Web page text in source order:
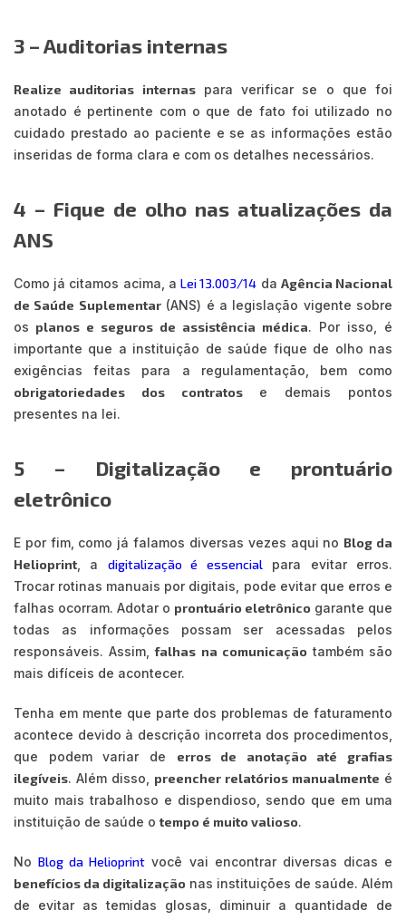
3 – Auditorias internas
Realize auditorias internaspara verificar se o que foi
anotado é pertinente com o que de fato foi utilizado no
cuidado prestado ao paciente e se as informações estão
inseridas de forma clara e com os detalhes necessários.
4 – Fique de olho nas atualizações da
ANS
Como já citamos acima, aLei 13.003/14 da Agência Nacional
de Saúde Suplementar(ANS) é a legislação vigente sobre
os planos e seguros de assistência médica. Por isso, é
importante que a instituição de saúde fique de olho nas
exigências feitas para a regulamentação, bem como
obrigatoriedades dos contratose demais pontos
presentes na lei.
5 – Digitalização e prontuário
eletrônico
E por fim, como já falamos diversas vezes aqui no Blog da
Helioprint , a digitalização é essencialpara evitar erros.
Trocar rotinas manuais por digitais, pode evitar que erros e
falhas ocorram. Adotar o prontuário eletrônico garante que
todas as informações possam ser acessadas pelos
responsáveis. Assim,falhas na comunicaçãotambém são
mais difíceis de acontecer.
Tenha em mente que parte dos problemas de faturamento
acontece devido à descrição incorreta dos procedimentos,
que podem variar de erros de anotação até grafias
ilegíveis. Além disso, preencher relatórios manualmente é
muito mais trabalhoso e dispendioso, sendo que em uma
instituição de saúde otempo é muito valioso.
NoBlog da Helioprint você vai encontrar diversas dicas e
benefícios da digitalização nas instituições de saúde. Além
de evitar as temidas glosas, diminuir a quantidade de